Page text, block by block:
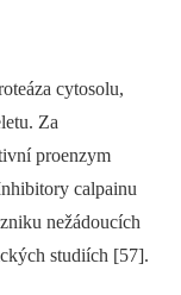
cytosolu,
Za
proenzym
calpainu
nežádoucích
studiích [57].